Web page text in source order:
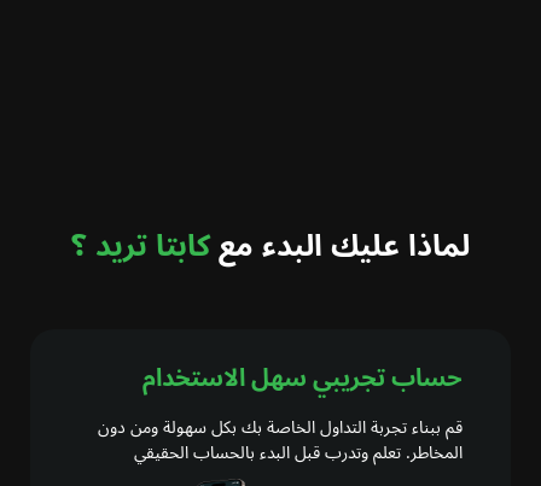
لماذا عليك البدء معكابتا تريد ؟
حساب تجريبي سهل الاستخدام
قم ببناء تجربة التداول الخاصة بك بكل سهولة ومن دون
المخاطر. تعلم وتدرب قبل البدء بالحساب الحقيقي